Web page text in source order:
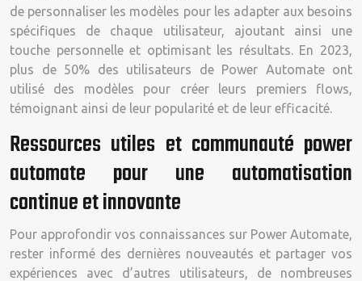
de personnaliser les modèles pour les adapter aux besoins
spécifiques de chaque utilisateur, ajoutant ainsi une
touche personnelle et optimisant les résultats. En 2023,
plus de 50% des utilisateurs de Power Automate ont
utilisé des modèles pour créer leurs premiers flows,
témoignant ainsi de leur popularité et de leur efficacité.
Ressources utiles et communauté power
automate pour une automatisation
continue et innovante
Pour approfondir vos connaissances sur Power Automate,
rester informé des dernières nouveautés et partager vos
expériences avec d’autres utilisateurs, de nombreuses